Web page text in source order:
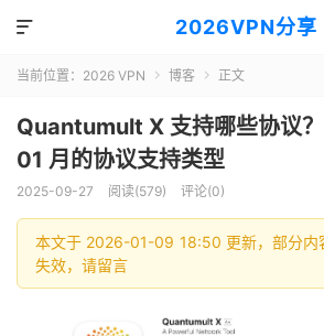
2026VPN分享

当前位置： 2026 VPN  博客  正文
Quantumult X 支持哪些协议
01 月的协议支持类型
2025-09-27 阅读(579) 评论(0)
本文于 2026-01-09 18:50 更新，部分内
失效，请留言